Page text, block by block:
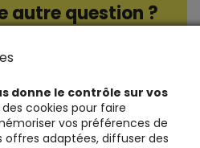
autre question ?
/ réponses
donne le contrôle sur vos
cookies pour faire
vos préférences de
offres adaptées, diffuser des